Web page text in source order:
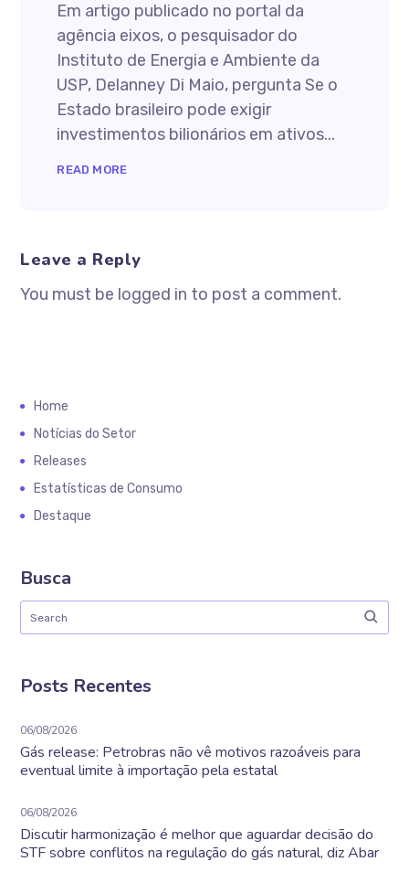
Em artigo publicado no portal da
agência eixos, o pesquisador do
Instituto de Energia e Ambiente da
USP, Delanney Di Maio, pergunta Se o
Estado brasileiro pode exigir
investimentos bilionários em ativos...
READ MORE
Leave a Reply
You must be logged in to post a comment.
Home
Notícias do Setor
Releases
Estatísticas de Consumo
Destaque
Busca
Posts Recentes
06/08/2026
Gás release: Petrobras não vê motivos razoáveis para
eventual limite à importação pela estatal
06/08/2026
Discutir harmonização é melhor que aguardar decisão do
STF sobre conflitos na regulação do gás natural, diz Abar